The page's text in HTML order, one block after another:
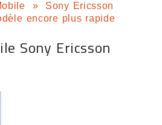
»
Sony Ericsson
encore plus rapide
Sony Ericsson